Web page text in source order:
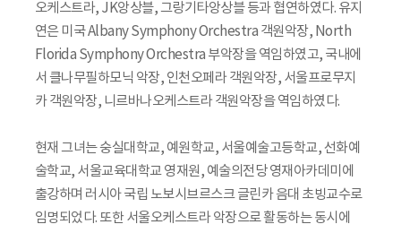
오케스트라, JK앙상블, 그랑기타앙상블 등과 협연하였다. 유지
연은 미국 Albany Symphony Orchestra 객원악장, North
Florida Symphony Orchestra 부악장을 역임하였고, 국내에
서 클나무필하모닉 악장, 인천오페라 객원악장, 서울프로무지
카 객원악장, 니르바나오케스트라 객원악장을 역임하였다.
현재 그녀는 숭실대학교, 예원학교, 서울예술고등학교, 선화예
술학교, 서울교육대학교 영재원, 예술의전당 영재아카데미에
출강하며 러시아 국립 노보시브르스크 글린카 음대 초빙교수로
임명되었다. 또한 서울오케스트라 악장으로 활동하는 동시에